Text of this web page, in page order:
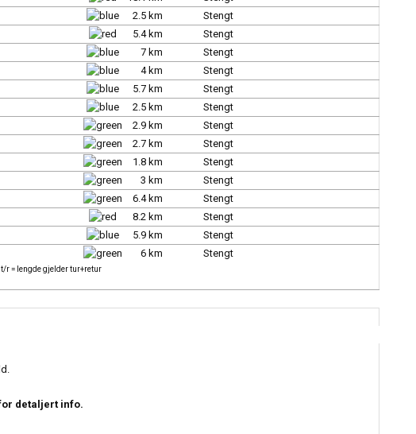
2.5 km
Stengt
5.4 km
Stengt
7 km
Stengt
4 km
Stengt
5.7 km
Stengt
2.5 km
Stengt
2.9 km
Stengt
2.7 km
Stengt
1.8 km
Stengt
3 km
Stengt
6.4 km
Stengt
8.2 km
Stengt
5.9 km
Stengt
6 km Stengt
r = lengde gjelder tur+retur
detaljert info.